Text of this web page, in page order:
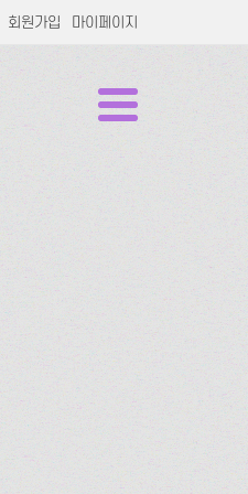
회원가입 마이페이지